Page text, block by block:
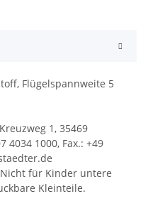
Flügelspannweite 5
1, 35469
4034 1000, Fax.: +49
für Kinder untere
Kleinteile.